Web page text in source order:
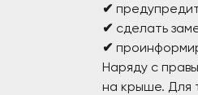
✔
✔ сделать
✔
Наряду с
на крыше. Для